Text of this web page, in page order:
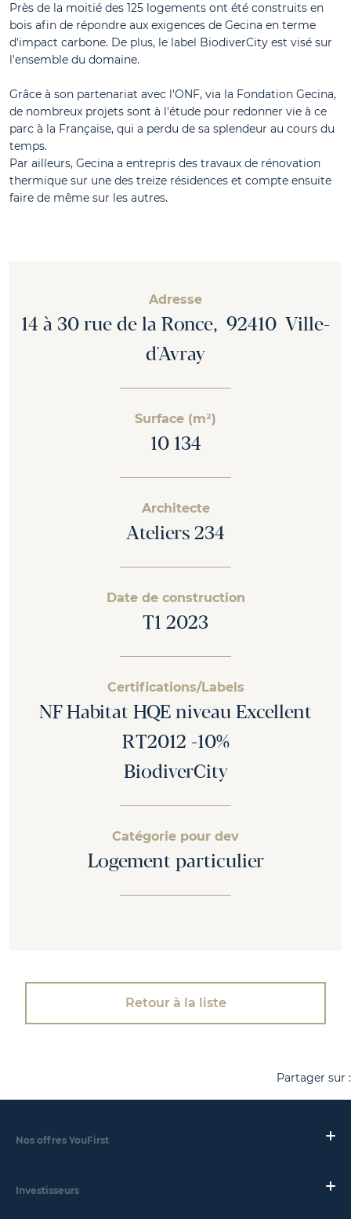
Près de la moitié des 125 logements ont été construits en
bois afin de répondre aux exigences de Gecina en terme
d'impact carbone. De plus, le label BiodiverCity est visé sur
l'ensemble du domaine.
Grâce à son partenariat avec l'ONF, via la Fondation Gecina,
de nombreux projets sont à l'étude pour redonner vie à ce
parc à la Française, qui a perdu de sa splendeur au cours du
temps.
Par ailleurs, Gecina a entrepris des travaux de rénovation
thermique sur une des treize résidences et compte ensuite
faire de même sur les autres.
Adresse
14 à 30 rue de la Ronce, 92410 Ville-
d'Avray
Surface (m²)
10 134
Architecte
Ateliers 234
Date de construction
T1 2023
Certifications/Labels
NF Habitat HQE niveau Excellent
RT2012 -10%
BiodiverCity
Catégorie pour dev
Logement particulier
Retour à la liste
Partager sur :
Nos offres YouFirst
Investisseurs